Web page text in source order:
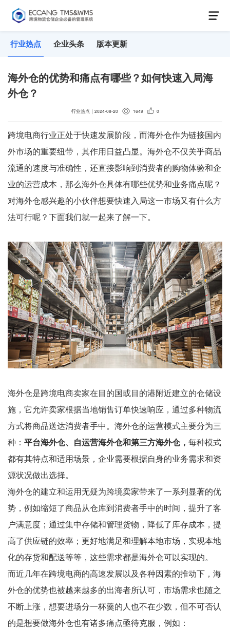
行业热点 企业头条 版本更新
海外仓的优势和痛点有哪些？如何快速入局海
外仓？
行业热点 ｜ 2024-08-20 1649 0
跨境电商行业正处于快速发展阶段，而海外仓作为链接国内
外市场的重要纽带，其作用日益凸显。海外仓不仅关乎商品
流通的速度与准确性，还直接影响到消费者的购物体验和企
业的运营成本，那么海外仓具体有哪些优势和业务痛点呢？
对海外仓感兴趣的小伙伴想要快速入局这一市场又有什么方
法可行呢？下面我们就一起来了解一下。
海外仓是跨境电商卖家在目的国或目的港附近建立的仓储设
施，它允许卖家根据当地销售订单快速响应，通过多种物流
方式将商品送达消费者手中。海外仓的运营模式主要分为三
种： 平台海外仓、自运营海外仓和第三方海外仓， 每种模式
都有其特点和适用场景，企业需要根据自身的业务需求和资
源状况做出选择。
海外仓的建立和运用无疑为跨境卖家带来了一系列显著的优
势，例如缩短了商品从仓库到消费者手中的时间，提升了客
户满意度；通过集中存储和管理货物，降低了库存成本，提
高了供应链的效率；更好地满足和理解本地市场，实现本地
化的存货和配送等等，这些需求都是海外仓可以实现的。
而近几年在跨境电商的高速发展以及各种因素的推动下，海
外仓的优势也被越来越多的出海者所认可，市场需求也随之
不断上涨，想要进场分一杯羹的人也不在少数，但不可否认
的是想要做海外仓也有诸多痛点亟待克服，例如：